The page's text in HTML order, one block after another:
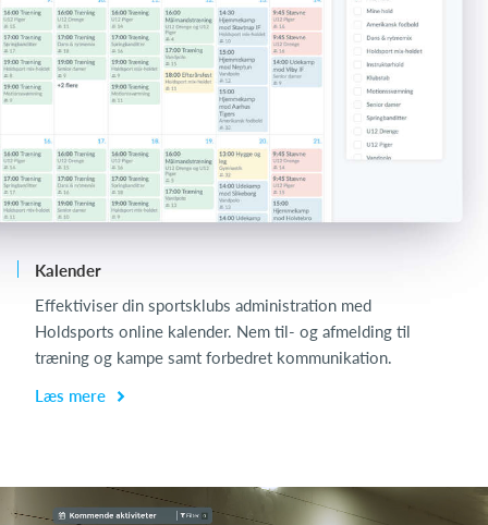
Kalender
Effektiviser din sportsklubs administration med
Holdsports online kalender. Nem til- og afmelding til
træning og kampe samt forbedret kommunikation.
Læs mere